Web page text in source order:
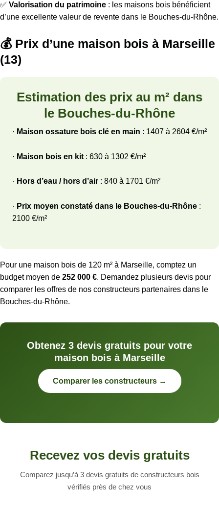
✅ Valorisation du patrimoine : les maisons bois bénéficient
d’une excellente valeur de revente dans le Bouches-du-Rhône.
💰 Prix d’une maison bois à Marseille
(13)
Estimation des prix au m² dans
le Bouches-du-Rhône
· Maison ossature bois clé en main : 1407 à 2604 €/m²
· Maison bois en kit : 630 à 1302 €/m²
· Hors d’eau / hors d’air : 840 à 1701 €/m²
· Prix moyen constaté dans le Bouches-du-Rhône :
2100 €/m²
Pour une maison bois de 120 m² à Marseille, comptez un
budget moyen de 252 000 €. Demandez plusieurs devis pour
comparer les offres de nos constructeurs partenaires dans le
Bouches-du-Rhône.
Obtenez 3 devis gratuits pour votre
maison bois à Marseille
Comparer les constructeurs →
Recevez vos devis gratuits
Comparez jusqu’à 3 devis gratuits de constructeurs bois
vérifiés près de chez vous